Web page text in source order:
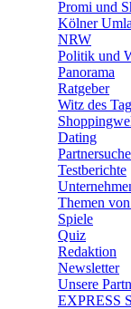
Promi und
Kölner
NRW
Politik und
Panorama
Ratgeber
Witz des
Dating
Partnersuche
Testberichte
Themen
Spiele
Quiz
Redaktion
Newsletter
Unsere
EXPRESS